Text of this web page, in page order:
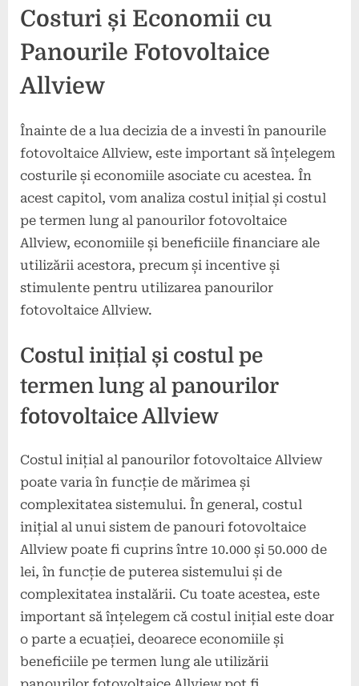
Costuri și Economii cu
Panourile Fotovoltaice
Allview
Înainte de a lua decizia de a investi în panourile
fotovoltaice Allview, este important să înțelegem
costurile și economiile asociate cu acestea. În
acest capitol, vom analiza costul inițial și costul
pe termen lung al panourilor fotovoltaice
Allview, economiile și beneficiile financiare ale
utilizării acestora, precum și incentive și
stimulente pentru utilizarea panourilor
fotovoltaice Allview.
Costul inițial și costul pe
termen lung al panourilor
fotovoltaice Allview
Costul inițial al panourilor fotovoltaice Allview
poate varia în funcție de mărimea și
complexitatea sistemului. În general, costul
inițial al unui sistem de panouri fotovoltaice
Allview poate fi cuprins între 10.000 și 50.000 de
lei, în funcție de puterea sistemului și de
complexitatea instalării. Cu toate acestea, este
important să înțelegem că costul inițial este doar
o parte a ecuației, deoarece economiile și
beneficiile pe termen lung ale utilizării